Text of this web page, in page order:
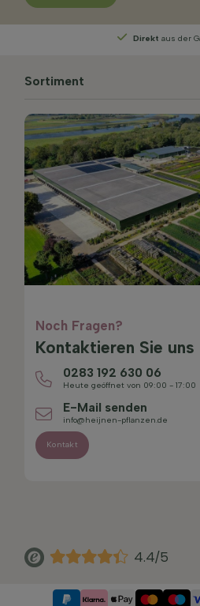
Persönliche Beratung
Sortiment
Noch Fragen?
Kontaktieren Sie uns
0283 192 630 06
Heute geöffnet von 09:00 - 17:00
E-Mail senden
info@heijnen-pflanzen.de
Kontakt
4.4/5